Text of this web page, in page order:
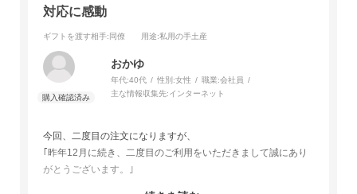
対応に感動
ギフトを渡す相手:同僚 用途:私用の手土産
おかゆ
年代:40代 性別:女性 職業:会社員
主な情報収集先:インターネット
今回、二度目の注文になりますが、
｢昨年12月に続き、二度目のご利用をいただきまして誠にあり
がとうございます。｣